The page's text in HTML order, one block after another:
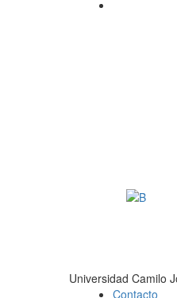
Universidad
Contacto